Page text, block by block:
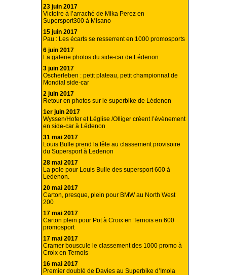
23 juin 2017
Victoire à l’arraché de Mika Perez en
Supersport300 à Misano
15 juin 2017
Pau : Les écarts se resserrent en 1000 promosports
6 juin 2017
La galerie photos du side-car de Lédenon
3 juin 2017
Oscherleben : petit plateau, petit championnat de
Mondial side-car
2 juin 2017
Retour en photos sur le superbike de Lédenon
1er juin 2017
Wyssen/Hofer et Léglise /Olliger créent l’évènement
en side-car à Lédenon
31 mai 2017
Louis Bulle prend la tête au classement provisoire
du Supersport à Ledenon
28 mai 2017
La pole pour Louis Bulle des supersport 600 à
Ledenon.
20 mai 2017
Carton, presque, plein pour BMW au North West
200
17 mai 2017
Carton plein pour Pot à Croix en Ternois en 600
promosport
17 mai 2017
Cramer bouscule le classement des 1000 promo à
Croix en Ternois
16 mai 2017
Premier doublé de Davies au Superbike d’Imola